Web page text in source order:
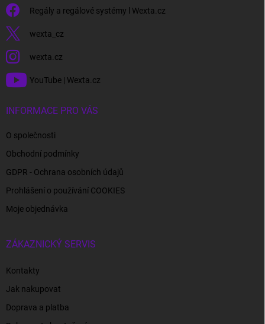
Regály a regálové systémy l Wexta.cz
wexta_cz
wexta.cz
YouTube | Wexta.cz
INFORMACE PRO VÁS
O společnosti
Obchodní podmínky
GDPR - Ochrana osobních údajů
Prohlášení o používání COOKIES
Moje objednávka
ZÁKAZNICKÝ SERVIS
Kontakty
Jak nakupovat
Doprava a platba